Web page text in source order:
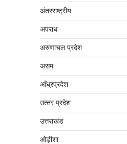
अंतरराष्‍ट्रीय
अपराध
अरुणाचल प्रदेश
असम
आँध्रप्रदेश
उत्‍तर प्रदेश
उत्तराखंड
ओड़ीशा